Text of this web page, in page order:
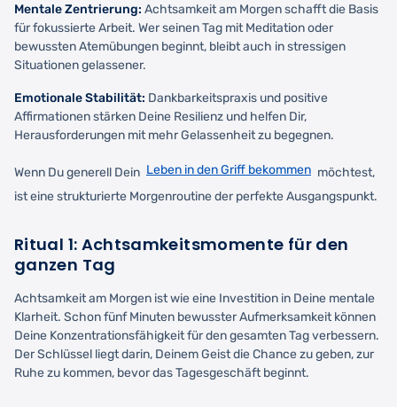
Mentale Zentrierung: Achtsamkeit am Morgen schafft die Basis
für fokussierte Arbeit. Wer seinen Tag mit Meditation oder
bewussten Atemübungen beginnt, bleibt auch in stressigen
Situationen gelassener.
Emotionale Stabilität: Dankbarkeitspraxis und positive
Affirmationen stärken Deine Resilienz und helfen Dir,
Herausforderungen mit mehr Gelassenheit zu begegnen.
Wenn Du generell Dein Leben in den Griff bekommen möchtest,
ist eine strukturierte Morgenroutine der perfekte Ausgangspunkt.
Ritual 1: Achtsamkeitsmomente für den
ganzen Tag
Achtsamkeit am Morgen ist wie eine Investition in Deine mentale
Klarheit. Schon fünf Minuten bewusster Aufmerksamkeit können
Deine Konzentrationsfähigkeit für den gesamten Tag verbessern.
Der Schlüssel liegt darin, Deinem Geist die Chance zu geben, zur
Ruhe zu kommen, bevor das Tagesgeschäft beginnt.